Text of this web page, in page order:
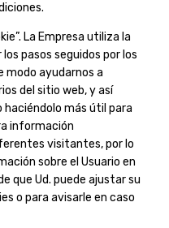
La Empresa utiliza la
pasos seguidos por los
modo ayudarnos a
del sitio web, y así
haciéndolo más útil para
información
visitantes, por lo
sobre el Usuario en
que Ud. puede ajustar su
o para avisarle en caso